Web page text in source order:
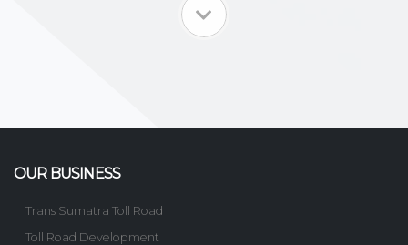
OUR BUSINESS
Trans Sumatra Toll Road
Toll Road Development